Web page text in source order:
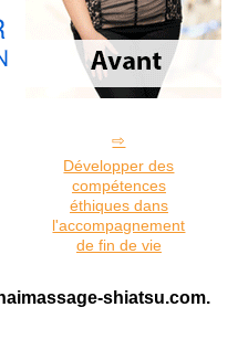
Développer des
compétences
éthiques dans
l'accompagnement
de fin de vie
shiatsu.com.